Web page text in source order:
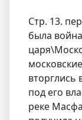
Стр. 13.
была
вторглись
под его
реке